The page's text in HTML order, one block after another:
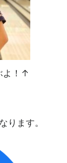
よ！↑
ります。